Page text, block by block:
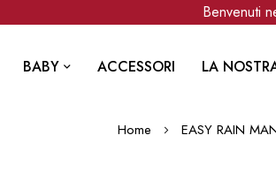
Benvenuti
BABY ACCESSORI LA
Home EASY RAIN